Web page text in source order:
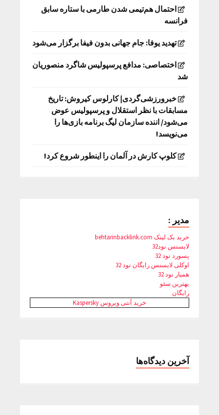
احتمال هم‌تیمی شدن طارمی با ستاره سابق
فرانسه
تهدید یوفا: جام جهانی بدون فیفا برگزار می‌شود
اختصاصی: مدافع پرسپولیس شاگرد منصوریان
شد
خبرورزشی‌گردی| کارلوس کیروش: تاریخ
مسابقات با نظر استقلال و پرسپولیس عوض
می‌شود/ اننده سازمان لیگ برنامه بازی‌ها را
می‌نویسد!
کلوپ کارش در آلمان را اینطور شروع کرد!
مدیر :
خرید بک لینک behtarinbacklink.com
لایسنس نود32
پسورد نود 32
اوکلی لایسنس رایگان نود 32
همیار نود 32
بهترین سئو
رایگان
خرید آنتی ویروس Kaspersky
آخرین دیدگاه‌ها